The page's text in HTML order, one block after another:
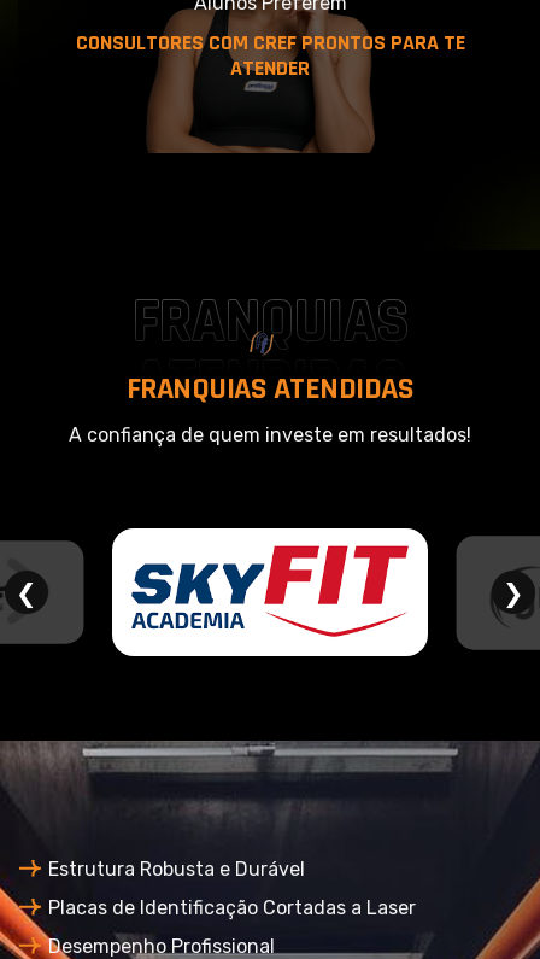
CONSULTORES COM CREF PRONTOS PARA TE
ATENDER
FRANQUIAS
ATENDIDAS
FRANQUIASATENDIDAS
A confiança de quem investe em resultados!
❮ ❯
Estrutura Robusta e Durável
Placas de Identificação Cortadas a Laser
Desempenho Profissional